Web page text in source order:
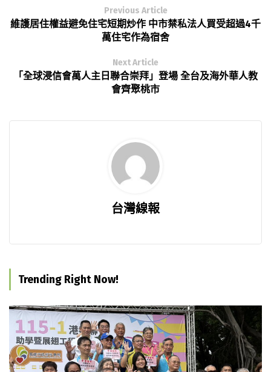
Previous Article
維護居住權益避免住宅短期炒作 中市禁私法人買受超過4千
萬住宅作為宿舍
Next Article
「全球浸信會萬人主日聯合崇拜」登場 全台及海外華人教
會齊聚桃市
台灣線報
Trending Right Now!